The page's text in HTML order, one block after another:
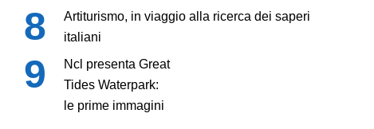
Artiturismo, in viaggio alla ricerca dei saperi
italiani
Ncl presenta Great
Tides Waterpark:
le prime immagini